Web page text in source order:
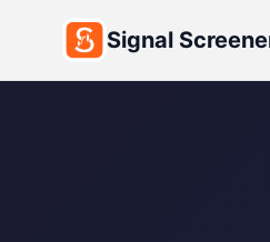
Signal